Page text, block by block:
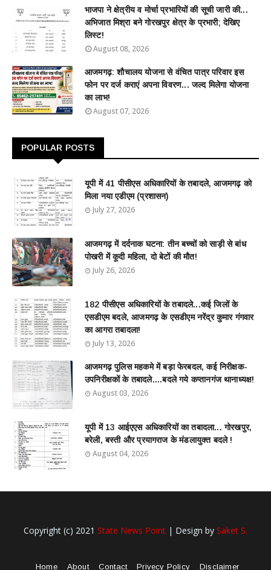
भाजपा ने क्षेत्रीय व मोर्चा प्रभारियों की सूची जारी की...
अभिजात मिश्रा बने गोरखपुर क्षेत्र के प्रभारी; देखिए
लिस्ट!
August 08, 2026
आजमगढ़: शौचालय योजना से वंचित पात्र परिवार इस
फोन पर दर्ज कराएं अपना विवरण... जल्द मिलेगा योजना
का लाभ!
August 07, 2026
POPULAR POSTS
यूपी में 41 पीसीएस अधिकारियों के तबादले, आजमगढ़ को
मिला नया एडीएम (प्रशासन)
July 27, 2026
आजमगढ़ में दर्दनाक घटना: तीन बच्चों को साड़ी से बांध
पोखरी में कूदी महिला, दो बेटों की मौत!
July 26, 2026
182 पीसीएस अधिकारियों के तबादले...कई जिलों के
एसडीएम बदले, आजमगढ़ के एसडीएम नरेंद्र कुमार गंगवार
का आगरा तबादला!
July 13, 2026
आजमगढ़ पुलिस महकमे में बड़ा फेरबदल, कई निरीक्षक-
उपनिरीक्षकों के तबादले....बदले गये कप्तानगंज थानाध्यक्ष!
August 03, 2026
यूपी में 13 आईएएस अधिकारियों का तबादला... गोरखपुर,
बरेली, बस्ती और प्रयागराज के मंडलायुक्त बदले !
August 04, 2026
Copyright (c) 2021 State News Point | Design by Saket S.
Home About Contact Privecy Policy Disclaimer